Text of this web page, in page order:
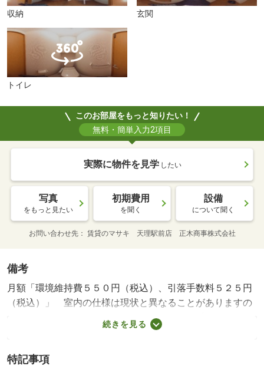
収納 玄関
トイレ
このお部屋をもっと知りたい！
無料・簡単入力2項目
実際に物件を見学 したい
写真
をもっと見たい
初期費用
を聞く
設備
について聞く
お問い合わせ先 賃貸のマサキ 天理駅前店 正木商事株式会社
備考
月額「環境維持費５５０円（税込）、引落手数料５２５円
（税込）」 室内の仕様は現状と異なることがありますの
で、詳しくはスタッフまでご確認下さい。 【設備・特記
事項備考】学生歓迎・専用バス・専用トイレ/賃貸戸数:27
続きを見る
特記事項